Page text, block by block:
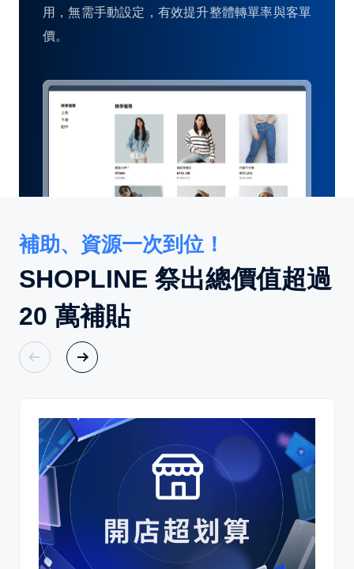
用，無需手動設定，有效提升整體轉單率與客單
價。
補助、資源一次到位！
SHOPLINE 祭出總價值超過
20 萬補貼